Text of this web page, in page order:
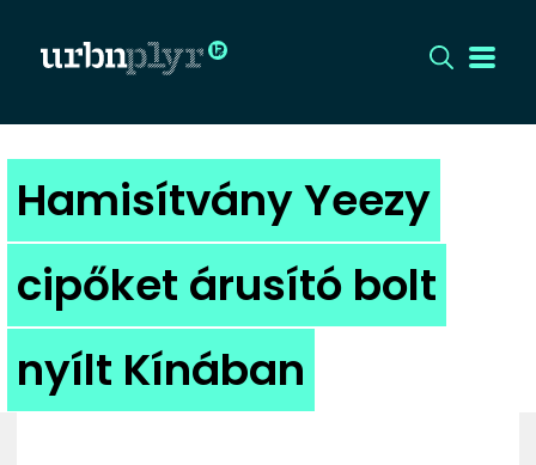
CÍMLAP
DIZÁJN
DIVAT
HIP
Hamisítvány Yeezy
cipőket árusító bolt
nyílt Kínában